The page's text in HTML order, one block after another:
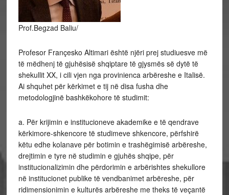
Prof.Begzad Baliu/
Profesor Françesko Altimari është njëri prej studiuesve më
të mëdhenj të gjuhësisë shqiptare të gjysmës së dytë të
shekullit XX, i cili vjen nga provinienca arbëreshe e Italisë.
Ai shquhet për kërkimet e tij në disa fusha dhe
metodologjinë bashkëkohore të studimit:
a. Për krijimin e institucioneve akademike e të qendrave
kërkimore-shkencore të studimeve shkencore, përfshirë
këtu edhe kolanave për botimin e trashëgimisë arbëreshe,
drejtimin e tyre në studimin e gjuhës shqipe, për
institucionalizimin dhe përdorimin e arbërishtes shekullore
në institucionet publike të vendbanimet arbëreshe, për
ridimensionimin e kulturës arbëreshe me theks të veçantë